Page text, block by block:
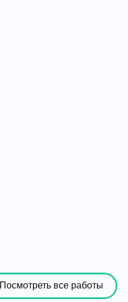
Посмотреть все работы